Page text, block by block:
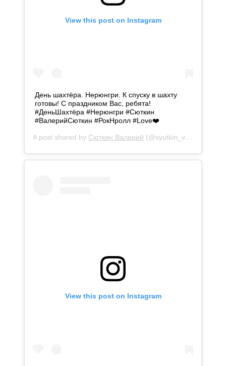
View this post on Instagram
День шахтёра. Нерюнгри. К спуску в шахту
готовы! С праздником Вас, ребята!
#ДеньШахтёра #Нерюнгри #Сюткин
#ВалерийСюткин #РокНролл #Love❤️
A post shared by Сюткин Валерий (@syutkin_valeriy) on
View this post on Instagram